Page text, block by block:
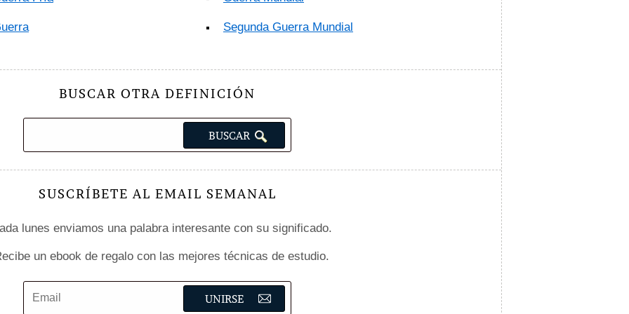
Segunda Guerra Mundial
BUSCAR OTRA DEFINICIÓN
SUSCRÍBETE AL EMAIL SEMANAL
lunes enviamos una palabra interesante con su significado.
un ebook de regalo con las mejores técnicas de estudio.